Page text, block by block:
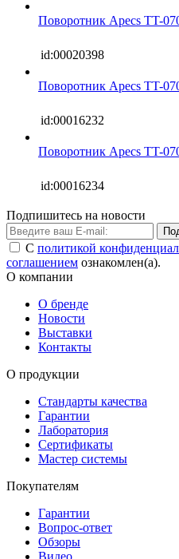
Поворотник Apecs TT-
id:00020398
Поворотник Apecs TT-
id:00016232
Поворотник Apecs TT-
id:00016234
Подпишитесь на новости
С политикой
соглашением ознакомлен(а).
О компании
О бренде
Новости
Выставки
Контакты
О продукции
Стандарты качества
Гарантии
Лаборатория
Сертификаты
Мастер системы
Покупателям
Гарантии
Вопрос-ответ
Обзоры